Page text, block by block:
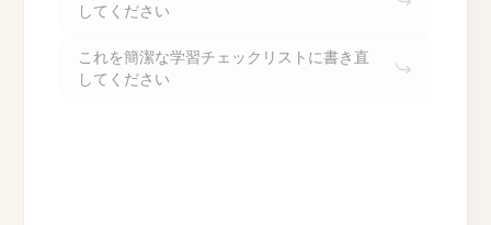
してください
これを簡潔な学習チェックリストに書き直
してください